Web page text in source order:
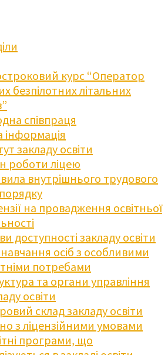
курс “Оператор
безпілотних літальних
співпраця
інформація
закладу освіти
роботи ліцею
внутрішнього трудового
на провадження освітньої
доступності закладу освіти
осіб з особливими
потребами
та органи управління
освіти
склад закладу освіти
з ліцензійними умовами
програми, що